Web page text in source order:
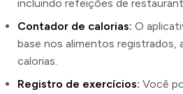
incluindo refeições de
Contador de calorias: O
base nos alimentos registrados,
calorias.
Registro de exercícios: Você